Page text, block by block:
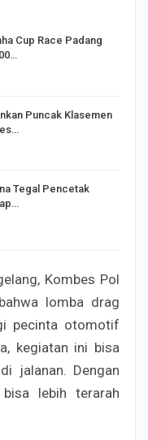
Cup Race Padang
Puncak Klasemen
Tegal Pencetak
Kombes Pol
lomba drag
pecinta otomotif
kegiatan ini bisa
jalanan. Dengan
lebih terarah